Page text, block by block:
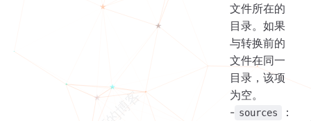
文件所在的
目录。如果
与转换前的
文件在同一
目录，该项
为空。
- sources
：